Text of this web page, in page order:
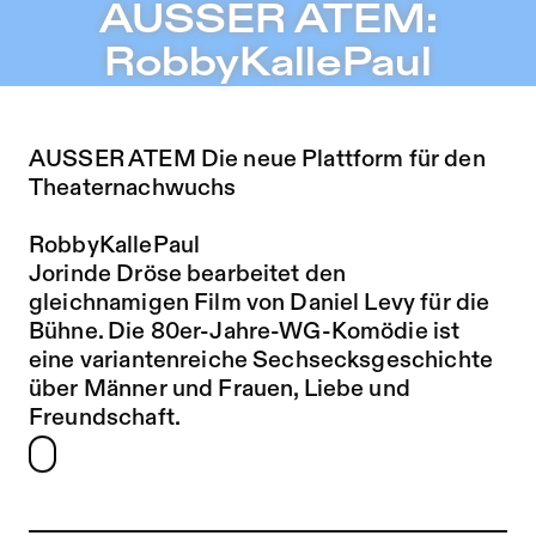
Zu Programm springen
Zu Aktuelles springen
AUSSER ATEM: RobbyKallePaul – Sophiensæle |
AUSSER ATEM:
RobbyKallePaul
AUSSER ATEM Die neue Plattform für den
Theaternachwuchs
RobbyKallePaul
Jorinde Dröse bearbeitet den
gleichnamigen Film von Daniel Levy für die
Bühne. Die 80er-Jahre-WG-Komödie ist
eine variantenreiche Sechsecksgeschichte
über Männer und Frauen, Liebe und
Freundschaft.